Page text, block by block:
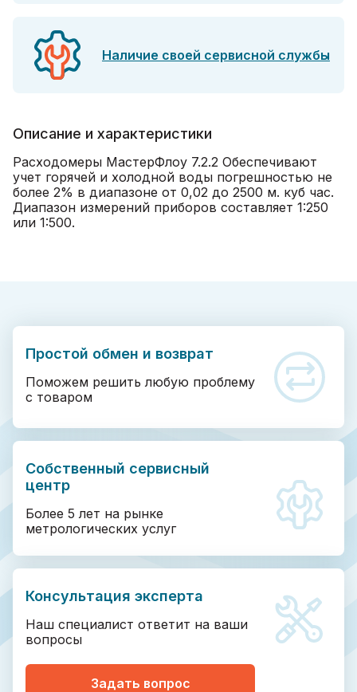
Наличие своей сервисной службы
Описание и характеристики
Расходомеры МастерФлоу 7.2.2 Обеспечивают
учет горячей и холодной воды погрешностью не
более 2% в диапазоне от 0,02 до 2500 м. куб час.
Диапазон измерений приборов составляет 1:250
или 1:500.
Простой обмен и возврат
Поможем решить любую проблему
с товаром
Собственный сервисный
центр
Более 5 лет на рынке
метрологических услуг
Консультация эксперта
Наш специалист ответит на ваши
вопросы
Задать вопрос